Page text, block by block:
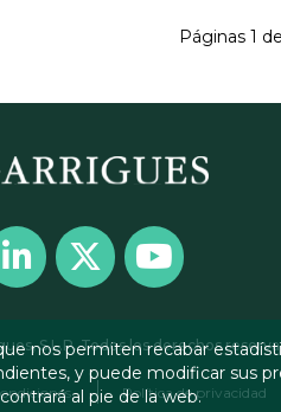
Páginas 1
S.L.P. Todos los derechos
Política de privacidad
nos permiten recabar
y puede modificar sus
al pie de la web.